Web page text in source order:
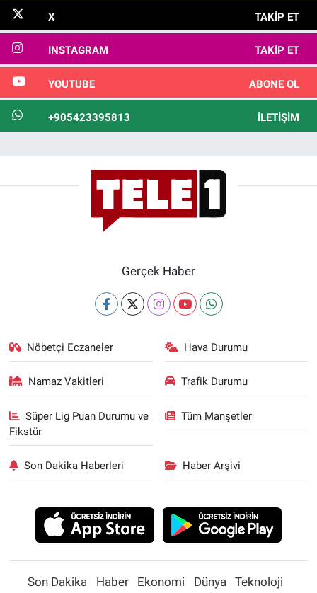
X TAKIP ET
INSTAGRAM TAKIP ET
YOUTUBE ABONE OL
+905423395813 İLETIŞIM
Gerçek Haber
Nöbetçi Eczaneler Hava Durumu
Namaz Vakitleri Trafik Durumu
Süper Lig Puan Durumu ve
Fikstür
Tüm Manşetler
Son Dakika Haberleri Haber Arşivi
Son Dakika Haber Ekonomi Dünya
Teknoloji